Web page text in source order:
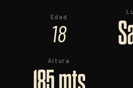
Edad
18
Altura